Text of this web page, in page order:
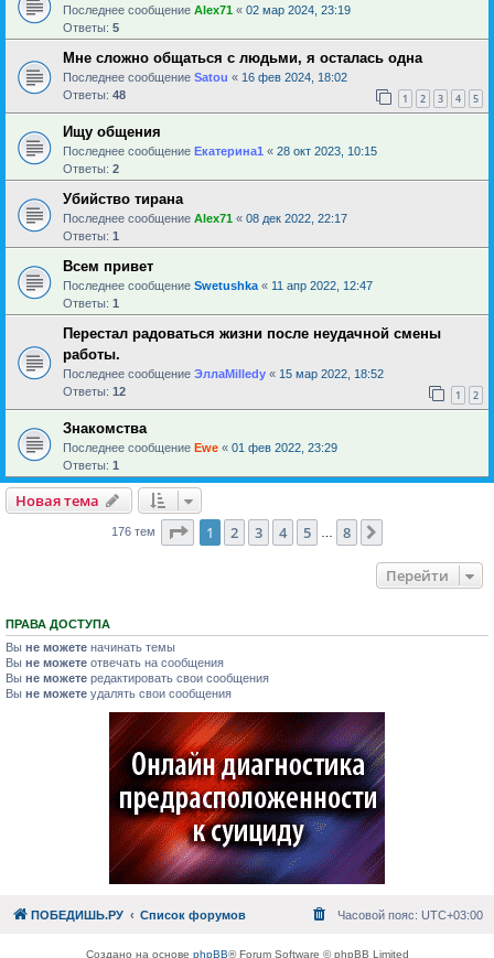
Последнее сообщение Alex71 « 02 мар 2024, 23:19
Ответы: 5
Мне сложно общаться с людьми, я осталась одна
Последнее сообщение Satou « 16 фев 2024, 18:02
Ответы: 48 1 2 3 4 5
Ищу общения
Последнее сообщение Екатерина1 « 28 окт 2023, 10:15
Ответы: 2
Убийство тирана
Последнее сообщение Alex71 « 08 дек 2022, 22:17
Ответы: 1
Всем привет
Последнее сообщение Swetushka « 11 апр 2022, 12:47
Ответы: 1
Перестал радоваться жизни после неудачной смены
работы.
Последнее сообщение ЭллаMilledy « 15 мар 2022, 18:52
Ответы: 12 1 2
Знакомства
Последнее сообщение Ewe « 01 фев 2022, 23:29
Ответы: 1
Новая тема
176 тем Страница из
1 2 3 4 5 8
Перейти
ПРАВА ДОСТУПА
Вы не можете начинать темы
Вы не можете отвечать на сообщения
Вы не можете редактировать свои сообщения
Вы не можете удалять свои сообщения
ПОБЕДИШЬ.РУ Список форумов Часовой пояс: UTC+03:00
Создано на основе phpBB® Forum Software © phpBB Limited